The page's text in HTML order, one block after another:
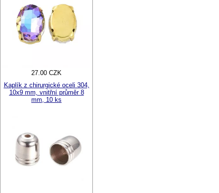
27.00 CZK
Kaplík z chirurgické oceli 304,
10x9 mm, vnitřní průměr 8
mm, 10 ks